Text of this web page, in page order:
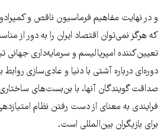
و در نهایت مفاهیم فرماسیون ناقص و
که هرگز نمی‌توان اقتصاد ایران را به دور از
تعیین‌کننده امپریالیسم و سرمایه‌داری جهانی
دوره‌ای درباره آشتی با دنیا و عادی‌سازی روابط
صداقت گویندگان آنها، با بن‌بست‌های
فرایندی به معنای از دست رفتن نظام
برای بازیگران بین‌المللی است.